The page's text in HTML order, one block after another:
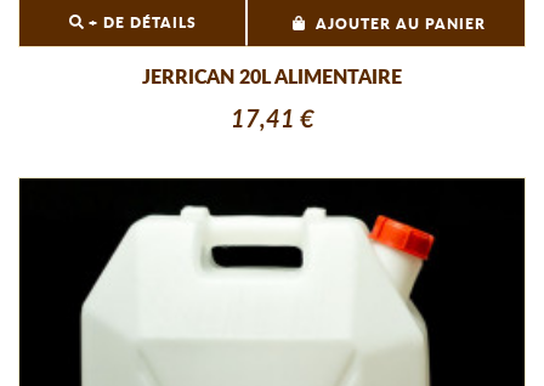
+ DE DÉTAILS AJOUTER AU PANIER
JERRICAN 20L ALIMENTAIRE
17,41 €